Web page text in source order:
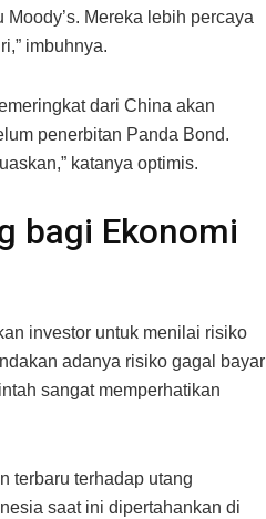
Mereka lebih percaya
imbuhnya.
dari China akan
penerbitan Panda Bond.
katanya optimis.
bagi Ekonomi
investor untuk menilai risiko
adanya risiko gagal bayar
sangat memperhatikan
terbaru terhadap utang
saat ini dipertahankan di